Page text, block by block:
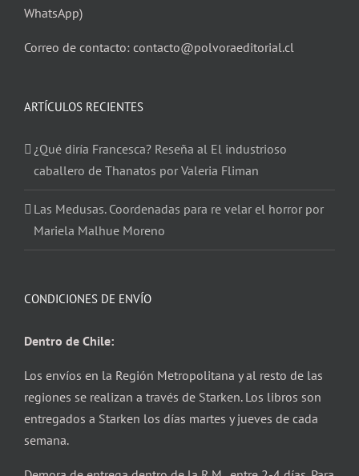
WhatsApp)
Correo de contacto: contacto@polvoraeditorial.cl
ARTÍCULOS RECIENTES
¿Qué diría Francesca? Reseña al El industrioso
caballero de Thanatos por Valeria Fliman
Las Medusas. Coordenadas para re velar el horror por
Mariela Malhue Moreno
CONDICIONES DE ENVÍO
Dentro de Chile:
Los envíos en la Región Metropolitana y al resto de las
regiones se realizan a través de Starken. Los libros son
entregados a Starken los días martes y jueves de cada
semana.